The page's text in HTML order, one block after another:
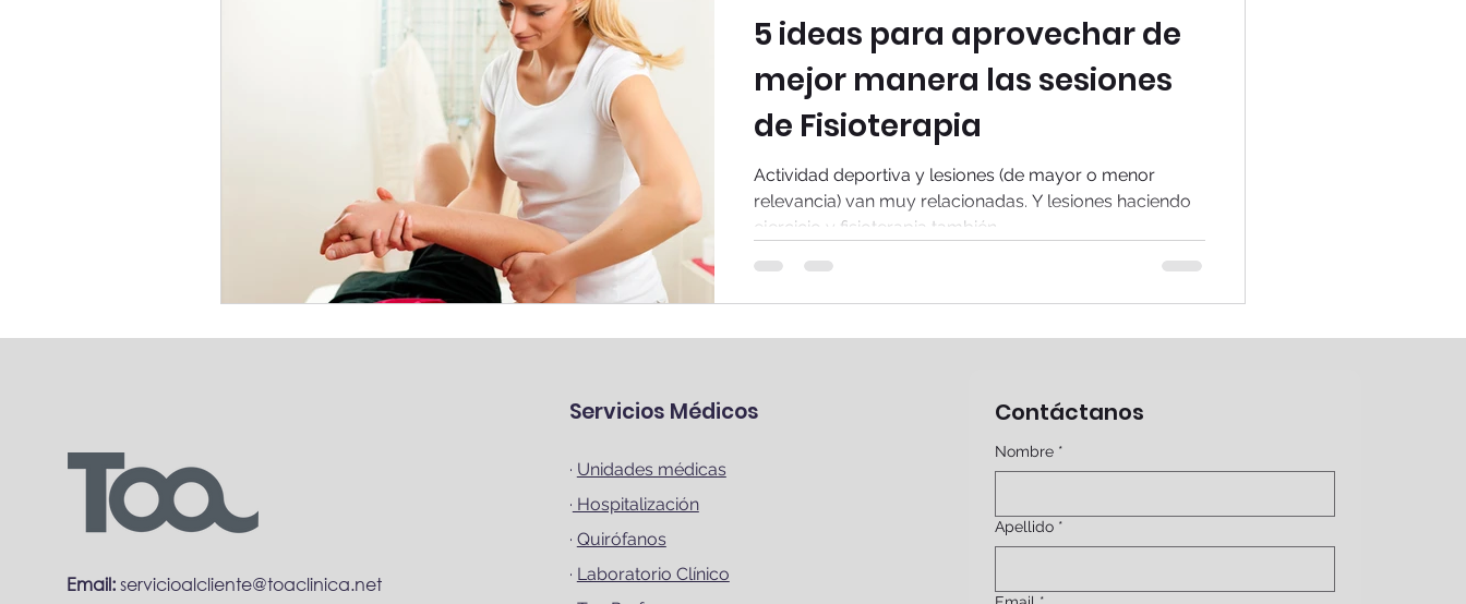
5 ideas para aprovechar de
mejor manera las sesiones
de Fisioterapia
Actividad deportiva y lesiones (de mayor o menor
relevancia) van muy relacionadas. Y lesiones haciendo
ejercicio y fisioterapia también,...
Email:servicioalcliente@toaclinica.net
Servicios Médicos
· Unidades médicas
· Hospitalización
· Quirófanos
· Laboratorio Clínico
Contáctanos
Nombre *
Apellido *